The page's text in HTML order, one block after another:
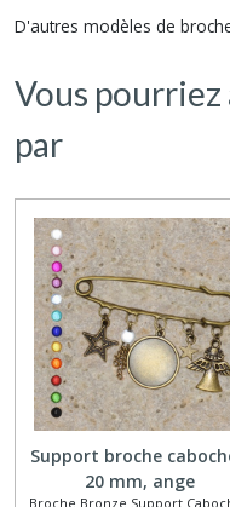
D'autres modèles de
Vous
par
Support broche
20 mm, ange
Broche Bronze Support